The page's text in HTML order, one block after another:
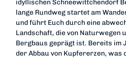
idyllischen Schneewittchendorf
lange Rundweg startet am
und führt Euch durch eine
Landschaft, die von Naturwegen
Bergbaus geprägt ist. Bereits im
der Abbau von Kupfererzen, was